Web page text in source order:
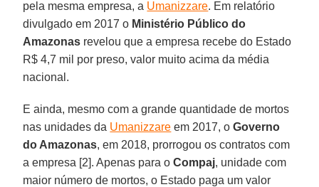
pela mesma empresa, a Umanizzare. Em relatório
divulgado em 2017 o Ministério Público do
Amazonas revelou que a empresa recebe do Estado
R$ 4,7 mil por preso, valor muito acima da média
nacional.
E ainda, mesmo com a grande quantidade de mortos
nas unidades da Umanizzare em 2017, oGoverno
do Amazonas, em 2018, prorrogou os contratos com
a empresa [2]. Apenas para oCompaj, unidade com
maior número de mortos, o Estado paga um valor